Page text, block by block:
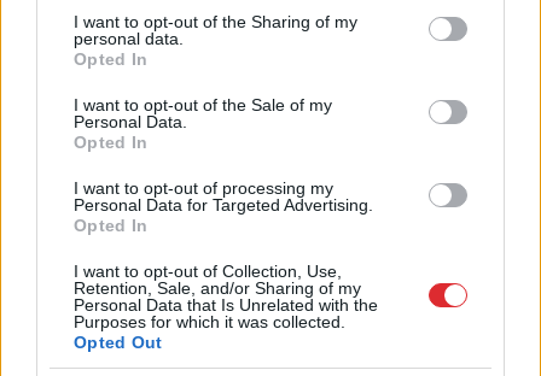
not limited to your visit or usage behaviour. You may click to
grant or deny consent to Google and its third-party tags to
use your data for below specified purposes in below Google
consent section.
I want to opt-out of the Sharing of my
personal data.
Opted In
I want to opt-out of the Sale of my
Personal Data.
Opted In
I want to opt-out of processing my
Personal Data for Targeted Advertising.
Opted In
I want to opt-out of Collection, Use,
Retention, Sale, and/or Sharing of my
Personal Data that Is Unrelated with the
Purposes for which it was collected.
Opted Out
“Spāņiaiz šausmām mēmi!” Dombravas
vēstule sacēlusi vētru Latvijā, bet ko par
to domā spāņi?
ASV izlūkdienesti atklāj Putina iespējamo
nākamo soli: risks pieaugs jau šoruden
Nabaga cilvēks! “Pepco” veikalā kāds
noteikti nebūtu jādzird
Maskavas pretgaisa aizsardzība
izturējusi milzīgu dronu vilni – analītiķi